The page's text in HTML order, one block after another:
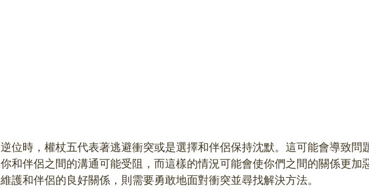
逆位時，權杖五代表著逃避衝突或是選擇和伴侶保持沈默。這可能會導致問
你和伴侶之間的溝通可能受阻，而這樣的情況可能會使你們之間的關係更加
維護和伴侶的良好關係，則需要勇敢地面對衝突並尋找解決方法。